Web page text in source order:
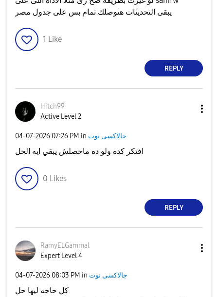
يبقى التحديثات هتوصلك تمام بس على جدول مصر
1 Like
REPLY
Hitch99
Active Level 2
‎04-07-2026 07:26 PM in جالاكسى نوت
افتكر كده ولو ده ماحصلش يبقي ايه الحل
0 Likes
REPLY
RamyELGammal
Expert Level 4
‎04-07-2026 08:03 PM in جالاكسى نوت
كل حاجه ليها حل